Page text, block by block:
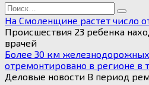
Search
for:
На Смоленщине растет число
Происшествия 23 ребенка
врачей
Более 30 км
отремонтировано в регионе в
Деловые новости В период